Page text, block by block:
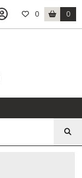
0 0